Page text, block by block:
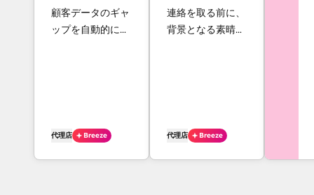
顧客データのギャ
ップを自動的に埋
代理店 Breeze
連絡を取る前に、
背景となる素晴ら
代理店 Breeze